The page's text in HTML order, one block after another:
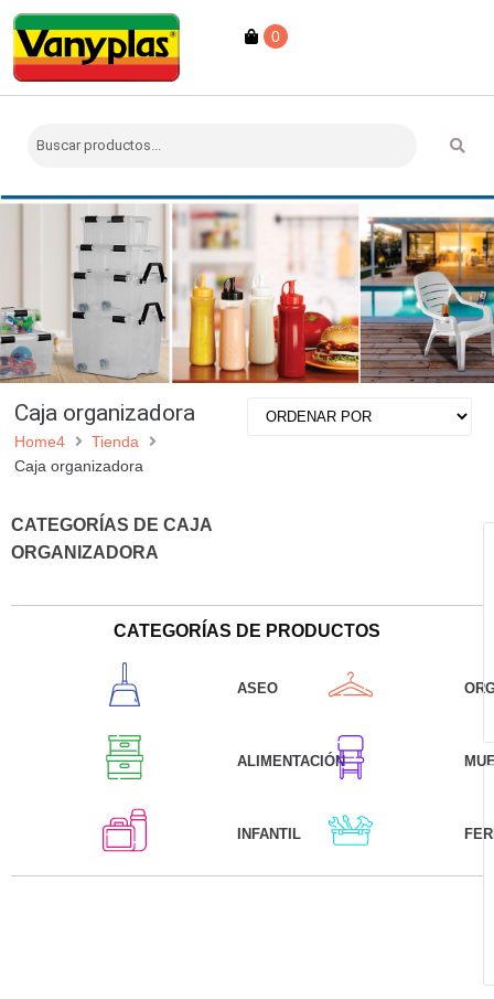
0
Caja organizadora
Home4
Tienda
Caja organizadora
CATEGORÍAS DE CAJA
ORGANIZADORA
CATEGORÍAS DE PRODUCTOS
ASEO
ALIMENTACIÓN
INFANTIL